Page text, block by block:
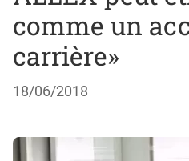
comme un
carrière»
18/06/2018